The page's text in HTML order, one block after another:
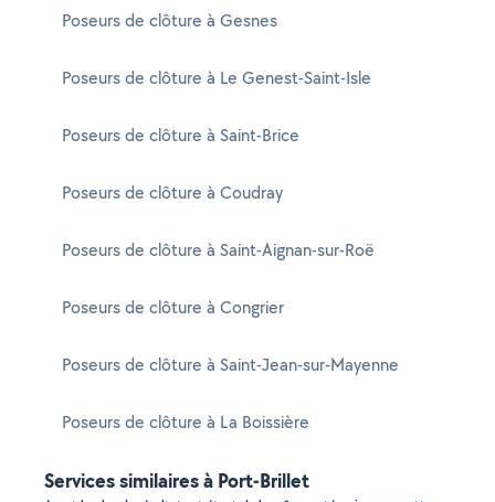
Poseurs de clôture à Gesnes
Poseurs de clôture à Le Genest-Saint-Isle
Poseurs de clôture à Saint-Brice
Poseurs de clôture à Coudray
Poseurs de clôture à Saint-Aignan-sur-Roë
Poseurs de clôture à Congrier
Poseurs de clôture à Saint-Jean-sur-Mayenne
Poseurs de clôture à La Boissière
Services similaires à Port-Brillet